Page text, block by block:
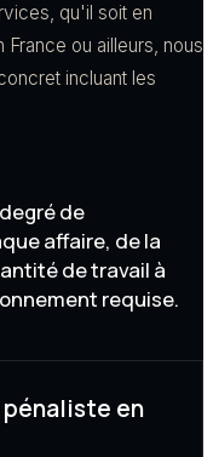
qu'il soit en
France ou ailleurs, nous
incluant les
de
affaire, de la
de travail à
requise.
en